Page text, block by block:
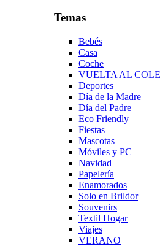
Temas
Bebés
Casa
Coche
VUELTA AL COLE
Deportes
Día de la Madre
Día del Padre
Eco Friendly
Fiestas
Mascotas
Móviles y PC
Navidad
Papelería
Enamorados
Solo en Brildor
Souvenirs
Textil Hogar
Viajes
VERANO